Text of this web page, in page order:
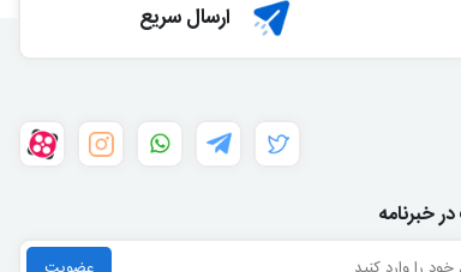
ارسال سریع
خبرنامه